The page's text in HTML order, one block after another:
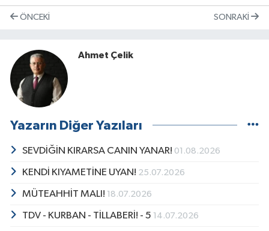
ÖNCEKI SONRAKI
Ahmet Çelik
Yazarın Diğer Yazıları
SEVDİĞİN KIRARSA CANIN YANAR! 01.08.2026
KENDİ KIYAMETİNE UYAN! 25.07.2026
MÜTEAHHİT MALI! 18.07.2026
TDV - KURBAN - TİLLABERİ! - 5 14.07.2026